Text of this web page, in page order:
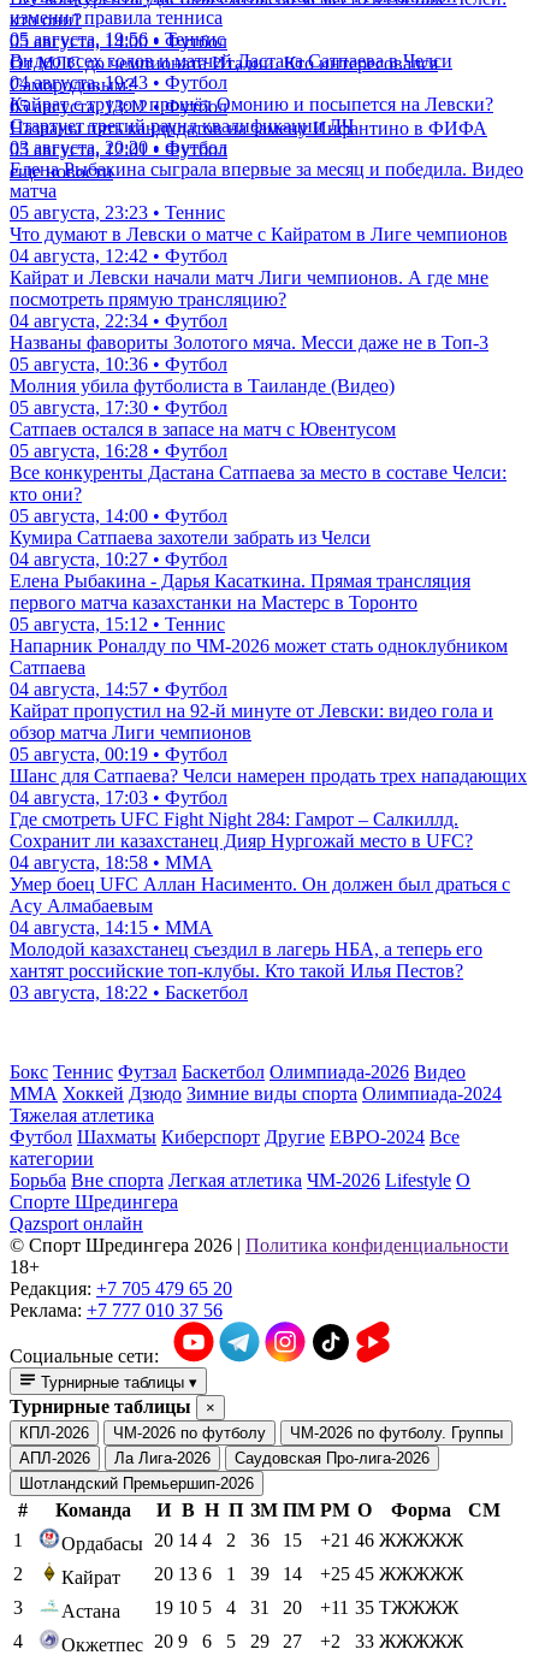
кто они?
05 августа, 14:00 • Футбол
От МЛС до чемпионата Италии. Кто интересовался
Самородовым?
05 августа, 13:12 • Футбол
Названы пять кандидатов на замену Инфантино в ФИФА
05 августа, 12:01 • Футбол
еще новости
изменил правила тенниса
05 августа, 19:56 • Теннис
Видео всех голов и матчей Дастана Сатпаева в Челси
04 августа, 19:43 • Футбол
Кайрат с трудом прошёл Омонию и посыпется на Левски?
Стартует третий раунд квалификации ЛЧ
03 августа, 20:20 • Футбол
Елена Рыбакина сыграла впервые за месяц и победила. Видео
матча
05 августа, 23:23 • Теннис
Что думают в Левски о матче с Кайратом в Лиге чемпионов
04 августа, 12:42 • Футбол
Кайрат и Левски начали матч Лиги чемпионов. А где мне
посмотреть прямую трансляцию?
04 августа, 22:34 • Футбол
Названы фавориты Золотого мяча. Месси даже не в Топ-3
05 августа, 10:36 • Футбол
Молния убила футболиста в Таиланде (Видео)
05 августа, 17:30 • Футбол
Сатпаев остался в запасе на матч с Ювентусом
05 августа, 16:28 • Футбол
Все конкуренты Дастана Сатпаева за место в составе Челси:
кто они?
05 августа, 14:00 • Футбол
Кумира Сатпаева захотели забрать из Челси
04 августа, 10:27 • Футбол
Елена Рыбакина - Дарья Касаткина. Прямая трансляция
первого матча казахстанки на Мастерс в Торонто
05 августа, 15:12 • Теннис
Напарник Роналду по ЧМ-2026 может стать одноклубником
Сатпаева
04 августа, 14:57 • Футбол
Кайрат пропустил на 92-й минуте от Левски: видео гола и
обзор матча Лиги чемпионов
05 августа, 00:19 • Футбол
Шанс для Сатпаева? Челси намерен продать трех нападающих
04 августа, 17:03 • Футбол
Где смотреть UFC Fight Night 284: Гамрот – Салкиллд.
Сохранит ли казахстанец Дияр Нургожай место в UFC?
04 августа, 18:58 • ММА
Умер боец UFC Аллан Насименто. Он должен был драться с
Асу Алмабаевым
04 августа, 14:15 • ММА
Молодой казахстанец съездил в лагерь НБА, а теперь его
хантят российские топ-клубы. Кто такой Илья Пестов?
03 августа, 18:22 • Баскетбол
Бокс Теннис Футзал Баскетбол Олимпиада-2026 Видео
ММА Хоккей Дзюдо Зимние виды спорта Олимпиада-2024
Тяжелая атлетика
Футбол Шахматы Киберспорт Другие ЕВРО-2024 Все
категории
Борьба Вне спорта Легкая атлетика ЧМ-2026 Lifestyle О
Спорте Шредингера
Qazsport онлайн
© Cпорт Шредингера 2026 | Политика конфиденциальности
18+
Редакция: +7 705 479 65 20
Реклама: +7 777 010 37 56
Социальные сети:
Турнирные таблицы ▾
Турнирные таблицы
×
КПЛ-2026
ЧМ-2026 по футболу
ЧМ-2026 по футболу. Группы
АПЛ-2026
Ла Лига-2026
Саудовская Про-лига-2026
Шотландский Премьершип-2026
# Команда И В Н П ЗМ ПМ РМ О Форма
СМ
1
Ордабасы 20 14 4 2 36 15 +21 46 ЖЖЖЖЖ
2
Кайрат 20 13 6 1 39 14 +25 45 ЖЖЖЖЖ
3
Астана 19 10 5 4 31 20 +11 35 ТЖЖЖЖ
4
Окжетпес 20 9 6 5 29 27 +2 33 ЖЖЖЖЖ